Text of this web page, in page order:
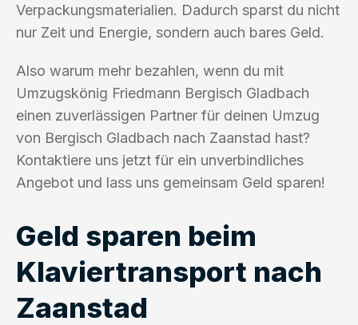
Verpackungsmaterialien. Dadurch sparst du nicht
nur Zeit und Energie, sondern auch bares Geld.
Also warum mehr bezahlen, wenn du mit
Umzugskönig Friedmann Bergisch Gladbach
einen zuverlässigen Partner für deinen Umzug
von Bergisch Gladbach nach Zaanstad hast?
Kontaktiere uns jetzt für ein unverbindliches
Angebot und lass uns gemeinsam Geld sparen!
Geld sparen beim
Klaviertransport nach
Zaanstad